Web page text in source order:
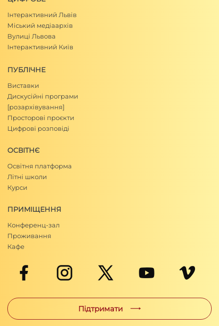
Інтерактивний Львів
Міський медіаархів
Вулиці Львова
Інтерактивний Київ
ПУБЛІЧНЕ
Виставки
Дискусійні програми
[розархівування]
Просторові проєкти
Цифрові розповіді
ОСВІТНЄ
Освітня платформа
Літні школи
Курси
ПРИМІЩЕННЯ
Конференц-зал
Проживання
Кафе
Підтримати